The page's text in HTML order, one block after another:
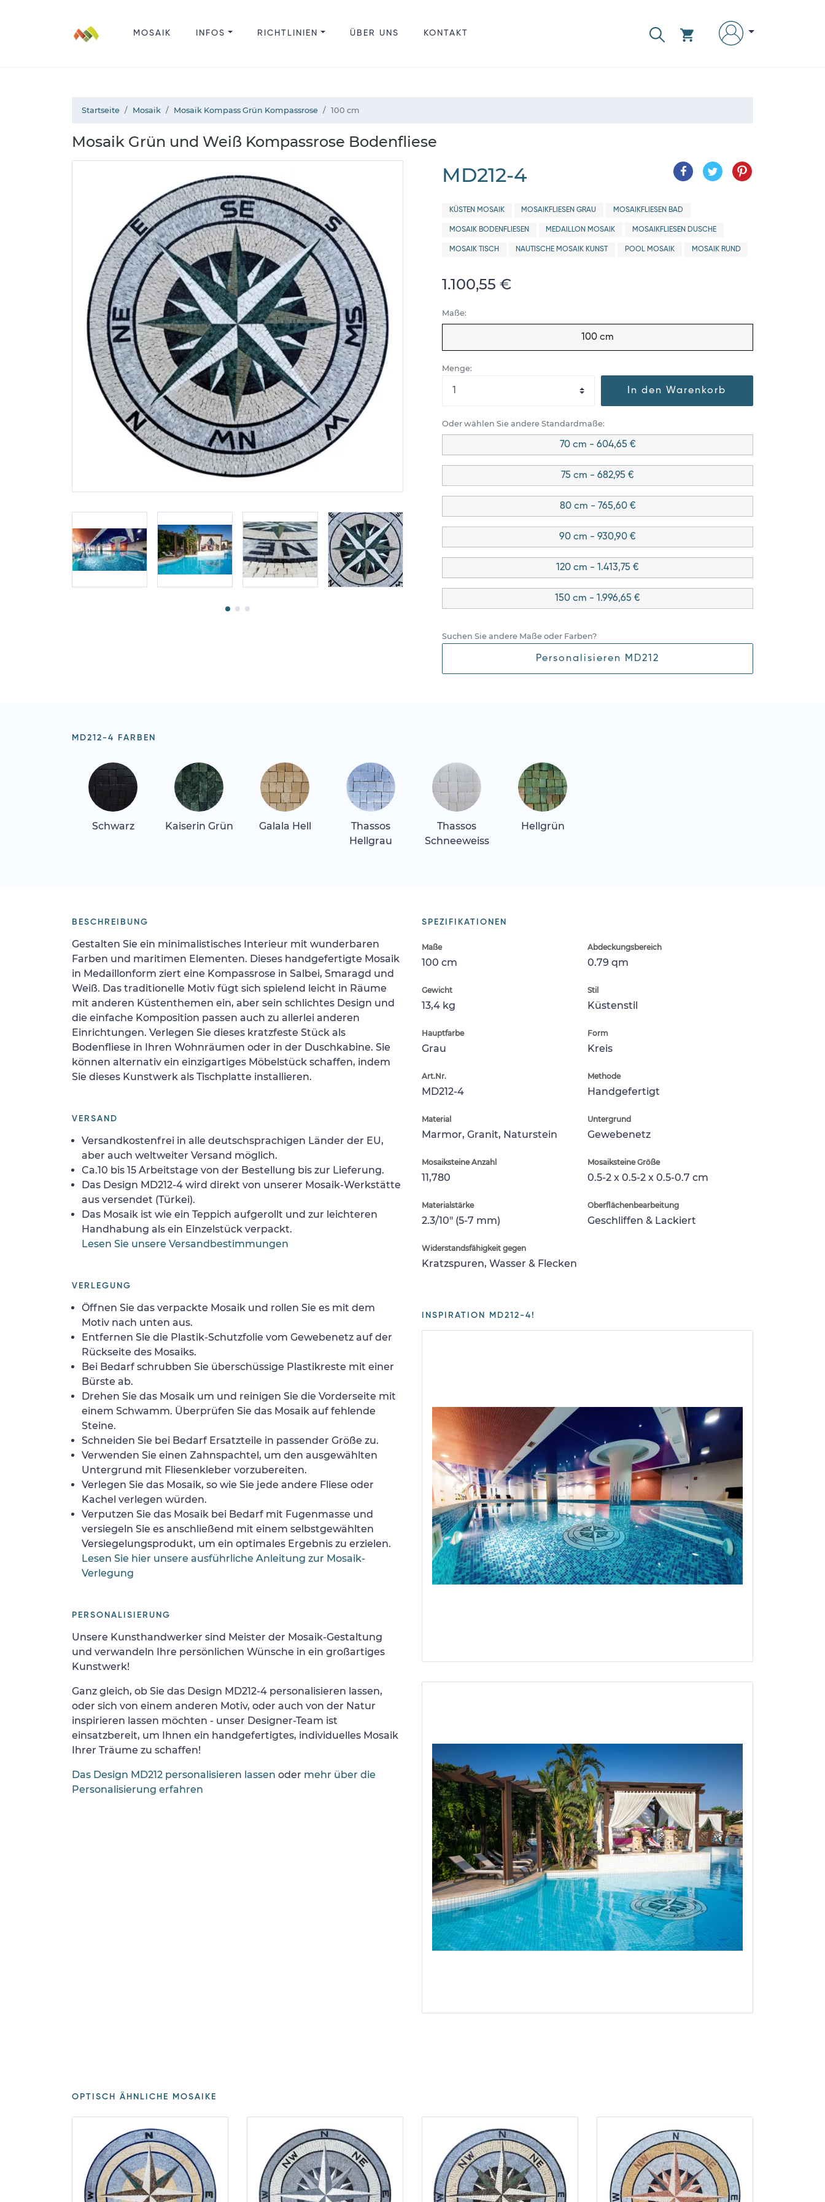
MOSAIK INFOS RICHTLINIEN ÜBER UNS KONTAKT
Startseite Mosaik Mosaik Kompass Grün Kompassrose 100 cm
Mosaik Grün und Weiß Kompassrose Bodenfliese
MD212-4
KÜSTEN MOSAIK MOSAIKFLIESEN GRAU MOSAIKFLIESEN BAD
MOSAIK BODENFLIESEN MEDAILLON MOSAIK MOSAIKFLIESEN DUSCHE
MOSAIK TISCH NAUTISCHE MOSAIK KUNST POOL MOSAIK MOSAIK RUND
1.100,55 €
Maße:
100 cm
Menge:
In den Warenkorb
Oder wählen Sie andere Standardmaße:
70 cm - 604,65 €
75 cm - 682,95 €
80 cm - 765,60 €
90 cm - 930,90 €
120 cm - 1.413,75 €
150 cm - 1.996,65 €
Suchen Sie andere Maße oder Farben?
Personalisieren MD212
MD212-4 FARBEN
Schwarz Kaiserin Grün Galala Hell
Thassos
Hellgrau
Thassos
Schneeweiss
Hellgrün
SPEZIFIKATIONEN
Maße
100 cm
Abdeckungsbereich
0.79 qm
Gewicht
13,4 kg
Stil
Küstenstil
Hauptfarbe
Grau
Form
Kreis
Art.Nr.
MD212-4
Methode
Handgefertigt
Material
Marmor, Granit, Naturstein
Untergrund
Gewebenetz
Mosaiksteine Anzahl
11,780
Mosaiksteine Größe
0.5-2 x 0.5-2 x 0.5-0.7 cm
Materialstärke
2.3/10" (5-7 mm)
Oberflächenbearbeitung
Geschliffen & Lackiert
Widerstandsfähigkeit gegen
Kratzspuren, Wasser & Flecken
INSPIRATION MD212-4!
BESCHREIBUNG
Gestalten Sie ein minimalistisches Interieur mit wunderbaren
Farben und maritimen Elementen. Dieses handgefertigte Mosaik
in Medaillonform ziert eine Kompassrose in Salbei, Smaragd und
Weiß. Das traditionelle Motiv fügt sich spielend leicht in Räume
mit anderen Küstenthemen ein, aber sein schlichtes Design und
die einfache Komposition passen auch zu allerlei anderen
Einrichtungen. Verlegen Sie dieses kratzfeste Stück als
Bodenfliese in Ihren Wohnräumen oder in der Duschkabine. Sie
können alternativ ein einzigartiges Möbelstück schaffen, indem
Sie dieses Kunstwerk als Tischplatte installieren.
VERSAND
Versandkostenfrei in alle deutschsprachigen Länder der EU,
aber auch weltweiter Versand möglich.
Ca.10 bis 15 Arbeitstage von der Bestellung bis zur Lieferung.
Das Design MD212-4 wird direkt von unserer Mosaik-Werkstätte
aus versendet (Türkei).
Das Mosaik ist wie ein Teppich aufgerollt und zur leichteren
Handhabung als ein Einzelstück verpackt.
Lesen Sie unsere Versandbestimmungen
VERLEGUNG
Öffnen Sie das verpackte Mosaik und rollen Sie es mit dem
Motiv nach unten aus.
Entfernen Sie die Plastik-Schutzfolie vom Gewebenetz auf der
Rückseite des Mosaiks.
Bei Bedarf schrubben Sie überschüssige Plastikreste mit einer
Bürste ab.
Drehen Sie das Mosaik um und reinigen Sie die Vorderseite mit
einem Schwamm. Überprüfen Sie das Mosaik auf fehlende
Steine.
Schneiden Sie bei Bedarf Ersatzteile in passender Größe zu.
Verwenden Sie einen Zahnspachtel, um den ausgewählten
Untergrund mit Fliesenkleber vorzubereiten.
Verlegen Sie das Mosaik, so wie Sie jede andere Fliese oder
Kachel verlegen würden.
Verputzen Sie das Mosaik bei Bedarf mit Fugenmasse und
versiegeln Sie es anschließend mit einem selbstgewählten
Versiegelungsprodukt, um ein optimales Ergebnis zu erzielen.
Lesen Sie hier unsere ausführliche Anleitung zur Mosaik-
Verlegung
PERSONALISIERUNG
Unsere Kunsthandwerker sind Meister der Mosaik-Gestaltung
und verwandeln Ihre persönlichen Wünsche in ein großartiges
Kunstwerk!
Ganz gleich, ob Sie das Design MD212-4 personalisieren lassen,
oder sich von einem anderen Motiv, oder auch von der Natur
inspirieren lassen möchten - unser Designer-Team ist
einsatzbereit, um Ihnen ein handgefertigtes, individuelles Mosaik
Ihrer Träume zu schaffen!
Das Design MD212 personalisieren lassen oder mehr über die
Personalisierung erfahren
OPTISCH ÄHNLICHE MOSAIKE